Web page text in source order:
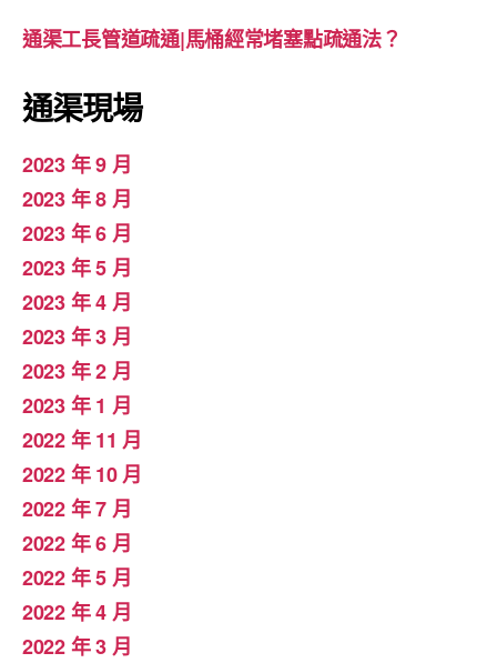
通渠工長管道疏通|馬桶經常堵塞點疏通法？
通渠現場
2023 年 9 月
2023 年 8 月
2023 年 6 月
2023 年 5 月
2023 年 4 月
2023 年 3 月
2023 年 2 月
2023 年 1 月
2022 年 11 月
2022 年 10 月
2022 年 7 月
2022 年 6 月
2022 年 5 月
2022 年 4 月
2022 年 3 月